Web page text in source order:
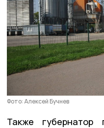
Фото: Алексей Бучнев
Также губернатор